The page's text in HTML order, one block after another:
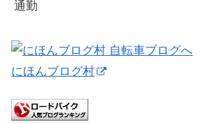
通勤
にほんブログ村